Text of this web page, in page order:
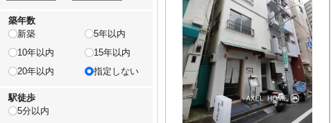
築年数
新築
5年以内
10年以内
15年以内
20年以内
指定しない
駅徒歩
5分以内